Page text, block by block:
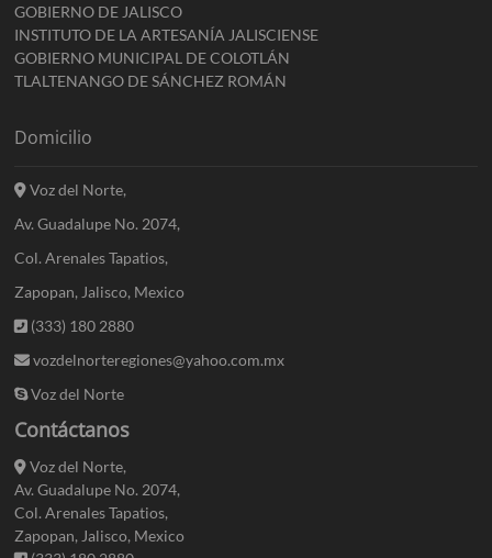
GOBIERNO DE JALISCO
INSTITUTO DE LA ARTESANÍA JALISCIENSE
GOBIERNO MUNICIPAL DE COLOTLÁN
TLALTENANGO DE SÁNCHEZ ROMÁN
Domicilio
Voz del Norte,
Av. Guadalupe No. 2074,
Col. Arenales Tapatios,
Zapopan, Jalisco, Mexico
(333) 180 2880
vozdelnorteregiones@yahoo.com.mx
Voz del Norte
Contáctanos
Voz del Norte,
Av. Guadalupe No. 2074,
Col. Arenales Tapatios,
Zapopan, Jalisco, Mexico